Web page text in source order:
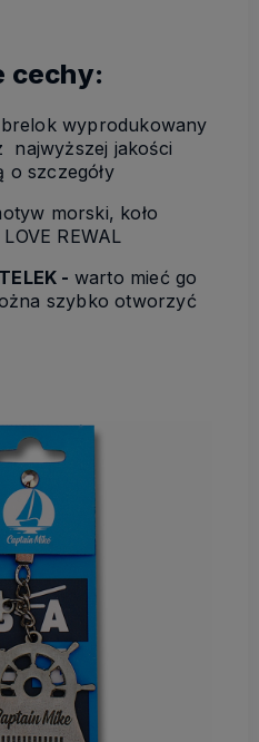
cechy:
brelok wyprodukowany
najwyższej jakości
o szczegóły
morski, koło
REWAL
- warto mieć go
szybko otworzyć